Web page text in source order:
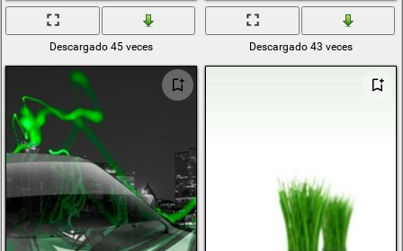
Descargado 45 veces Descargado 43 veces